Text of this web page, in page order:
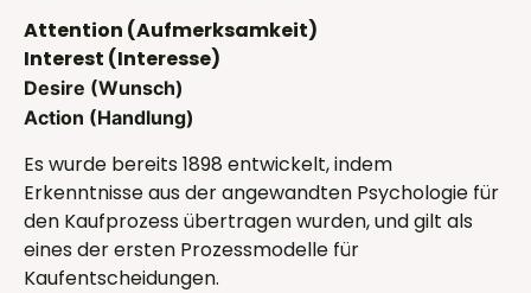
Attention (Aufmerksamkeit)
Interest (Interesse)
Desire (Wunsch)
Action (Handlung)
Es wurde bereits 1898 entwickelt, indem
Erkenntnisse aus der angewandten Psychologie für
den Kaufprozess übertragen wurden, und gilt als
eines der ersten Prozessmodelle für
Kaufentscheidungen.